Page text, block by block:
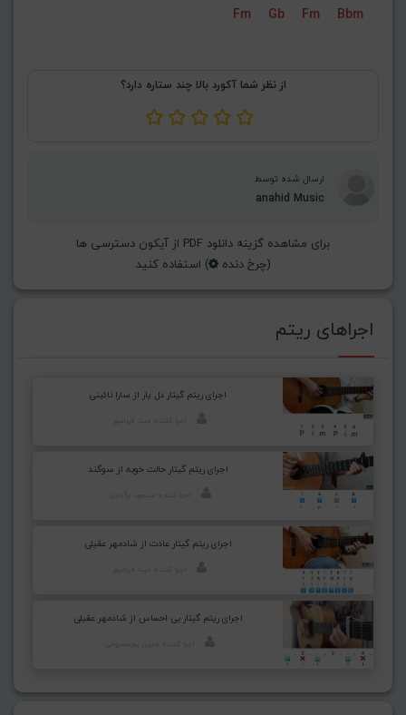
Fm
Gb Fm Bbm
از نظر شما آکورد بالا چند ستاره دارد؟
ارسال شده توسط
anahid Music
برای مشاهده گزینه دانلود PDF از آیکون دسترسی ها
(چرخ دنده ) استفاده کنید
اجراهای ریتم
اجرای ریتم گیتار دل یار از سارا نائینی
اجرای ریتم گیتار حالت خوبه از سوگند
اجرای ریتم گیتار عادت از شادمهر عقیلی
اجرای ریتم گیتار بی احساس از شادمهر عقیلی